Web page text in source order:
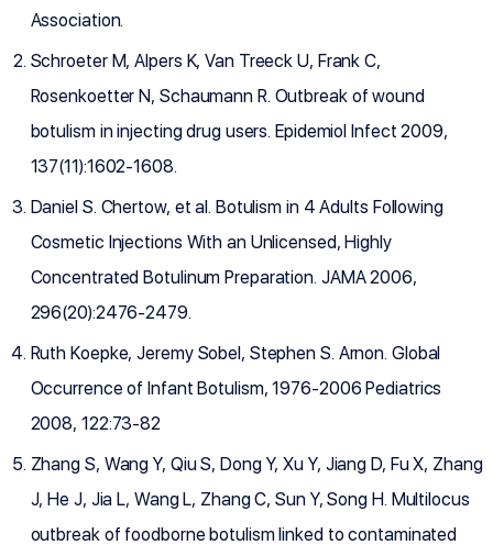
Association.
Schroeter M, Alpers K, Van Treeck U, Frank C,
Rosenkoetter N, Schaumann R. Outbreak of wound
botulism in injecting drug users. Epidemiol Infect 2009,
137(11):1602-1608.
Daniel S. Chertow, et al. Botulism in 4 Adults Following
Cosmetic Injections With an Unlicensed, Highly
Concentrated Botulinum Preparation. JAMA 2006,
296(20):2476-2479.
Ruth Koepke, Jeremy Sobel, Stephen S. Arnon. Global
Occurrence of Infant Botulism, 1976-2006 Pediatrics
2008, 122:73-82
Zhang S, Wang Y, Qiu S, Dong Y, Xu Y, Jiang D, Fu X, Zhang
J, He J, Jia L, Wang L, Zhang C, Sun Y, Song H. Multilocus
outbreak of foodborne botulism linked to contaminated